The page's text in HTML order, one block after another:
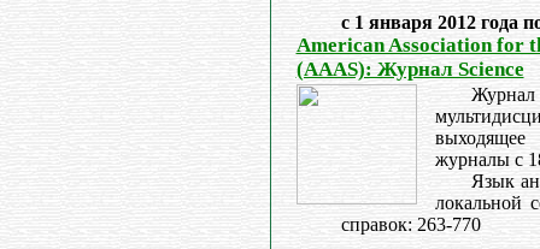
с 1 января 2012 года
American Association for
(AAAS): Журнал Science
журналы с
Язык
локальной
справок: 263-770